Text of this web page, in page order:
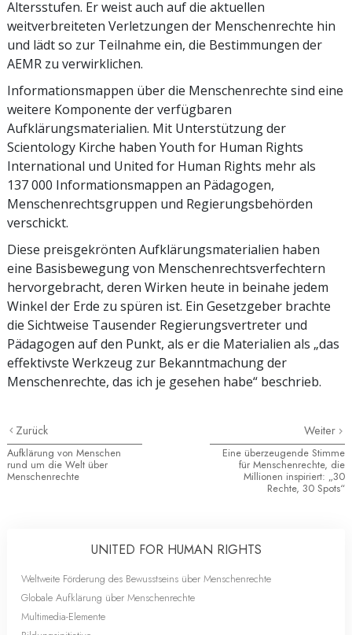
Altersstufen. Er weist auch auf die aktuellen
weitverbreiteten Verletzungen der Menschenrechte hin
und lädt so zur Teilnahme ein, die Bestimmungen der
AEMR zu verwirklichen.
Informationsmappen über die Menschen­rechte sind eine
weitere Komponente der verfügbaren
Aufklärungsmaterialien. Mit Unterstützung der
Scientology Kirche haben Youth for Human Rights
International und United for Human Rights mehr als
137 000 Informationsmappen an Pädagogen,
Menschenrechtsgruppen und Regierungsbehörden
verschickt.
Diese preisgekrönten Aufklärungsmaterialien haben
eine Basisbewegung von Menschen­rechtsverfechtern
hervorgebracht, deren Wirken heute in beinahe jedem
Winkel der Erde zu spüren ist. Ein Gesetzgeber brachte
die Sichtweise Tausender Regierungsvertreter und
Pädagogen auf den Punkt, als er die Materialien als „das
effektivste Werkzeug zur Bekanntmachung der
Menschenrechte, das ich je gesehen habe“ beschrieb.
Zurück
Aufklärung von Menschen
rund um die Welt über
Menschenrechte
Weiter
Eine überzeugende Stimme
für Menschenrechte, die
Millionen inspiriert: „30
Rechte, 30 Spots“
UNITED FOR HUMAN RIGHTS
Weltweite Förderung des Bewusstseins über Menschenrechte
Globale Aufklärung über Menschenrechte
Multimedia-Elemente